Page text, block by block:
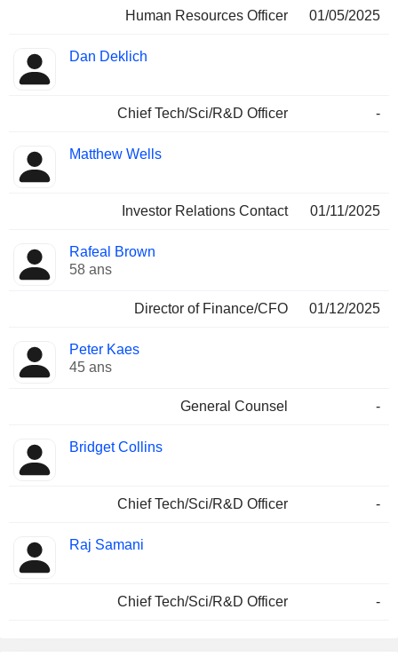
Human Resources Officer 01/05/2025
Dan Deklich
Chief Tech/Sci/R&D Officer -
Matthew Wells
Investor Relations Contact 01/11/2025
Rafeal Brown
58 ans
Director of Finance/CFO 01/12/2025
Peter Kaes
45 ans
General Counsel -
Bridget Collins
Chief Tech/Sci/R&D Officer -
Raj Samani
Chief Tech/Sci/R&D Officer -